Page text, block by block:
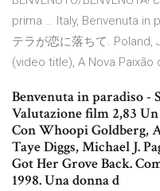
prima … Italy, Benvenuta in
テラが恋に落ちて. Poland,
(video title), A Nova Paixão
Benvenuta in paradiso -
Valutazione film 2,83
Con Whoopi Goldberg,
Taye Diggs, Michael J.
Got Her Grove Back.
1998. Una donna d